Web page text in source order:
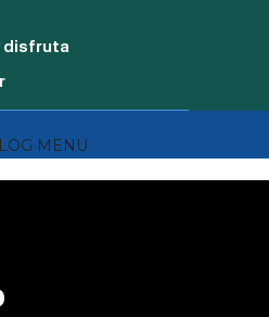
disfruta
MENU